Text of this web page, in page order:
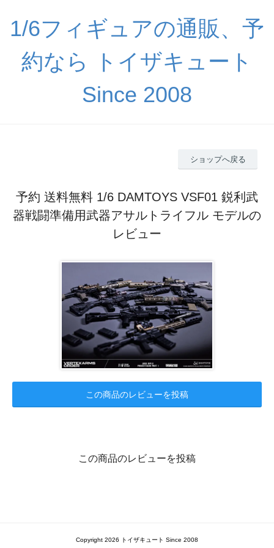
1/6フィギュアの通販、予
約なら トイザキュート
Since 2008
ショップへ戻る
予約 送料無料 1/6 DAMTOYS VSF01 鋭利武
器戦闘準備用武器アサルトライフル モデルの
レビュー
この商品のレビューを投稿
この商品のレビューを投稿
Copyright 2026 トイザキュート Since 2008